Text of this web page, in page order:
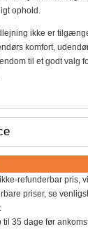
ophold.
ikke er
komfort,
til et godt valg
refunderbar pris,
priser, se
til 35 dage før